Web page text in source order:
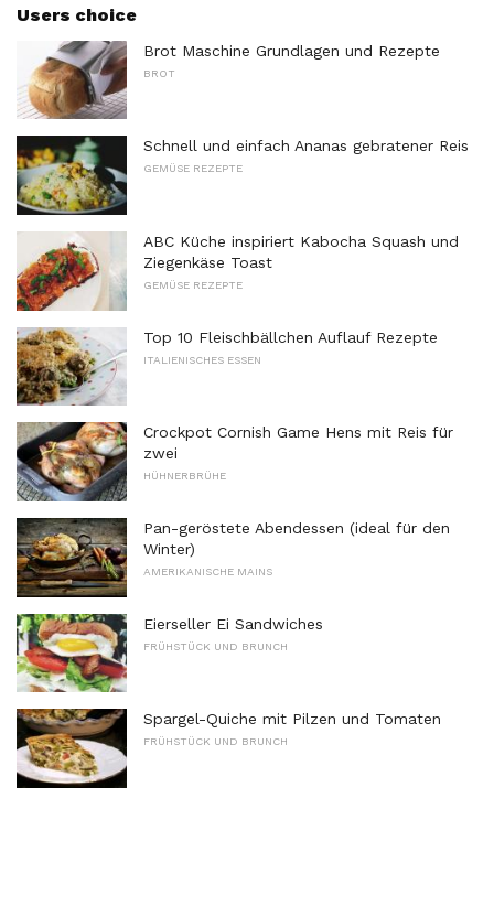
Users choice
Brot Maschine Grundlagen und Rezepte
BROT
Schnell und einfach Ananas gebratener Reis
GEMÜSE REZEPTE
ABC Küche inspiriert Kabocha Squash und
Ziegenkäse Toast
GEMÜSE REZEPTE
Top 10 Fleischbällchen Auflauf Rezepte
ITALIENISCHES ESSEN
Crockpot Cornish Game Hens mit Reis für
zwei
HÜHNERBRÜHE
Pan-geröstete Abendessen (ideal für den
Winter)
AMERIKANISCHE MAINS
Eierseller Ei Sandwiches
FRÜHSTÜCK UND BRUNCH
Spargel-Quiche mit Pilzen und Tomaten
FRÜHSTÜCK UND BRUNCH